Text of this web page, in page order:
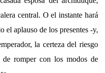
central. O el instante hará
el aplauso de los presentes -y,
la certeza del riesgo
romper con los modos de